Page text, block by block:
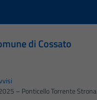
di Cossato
– Ponticello Torrente Strona